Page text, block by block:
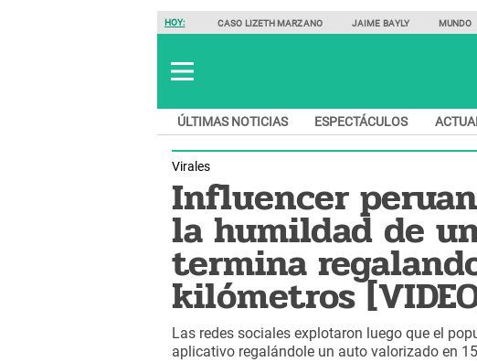
HOY: CASO LIZETH MARZANO JAIME BAYLY MUNDO
ÚLTIMAS NOTICIAS ESPECTÁCULOS
Virales
Influencer
la humildad de
termina
kilómetros
Las redes sociales explotaron luego que el
aplicativo regalándole un auto valorizado en